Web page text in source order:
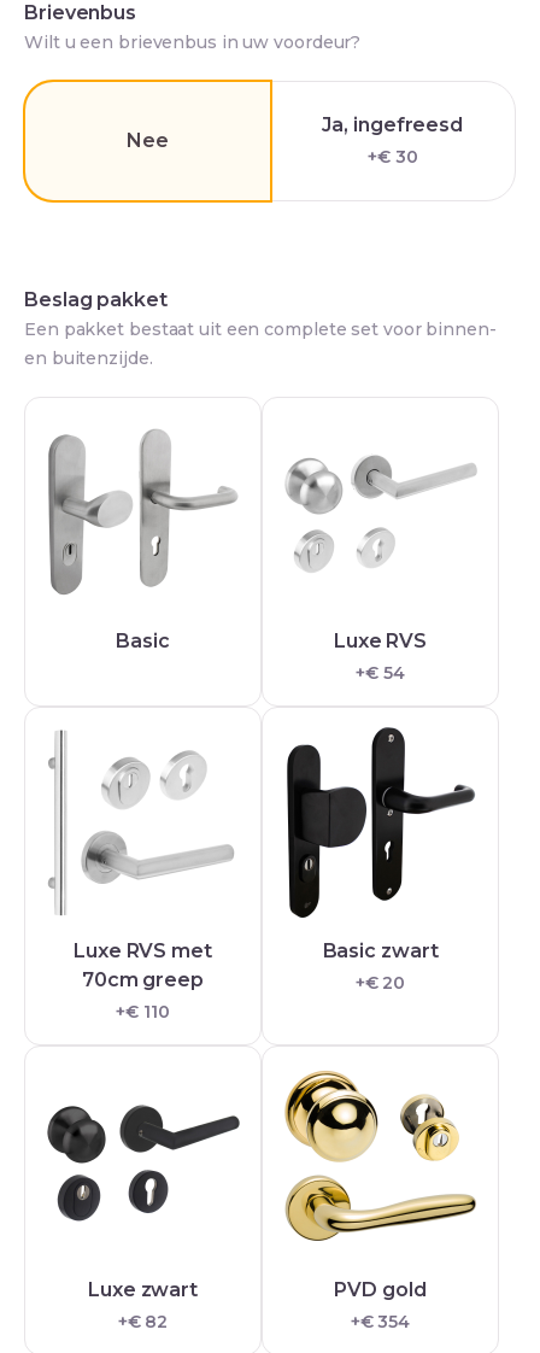
Brievenbus
Wilt u een brievenbus in uw voordeur?
Nee
Ja, ingefreesd
+€ 30
Beslag pakket
Een pakket bestaat uit een complete set voor binnen-
en buitenzijde.
Basic Luxe RVS
+€ 54
Luxe RVS met
70cm greep
+€ 110
Basic zwart
+€ 20
Luxe zwart
+€ 82
PVD gold
+€ 354